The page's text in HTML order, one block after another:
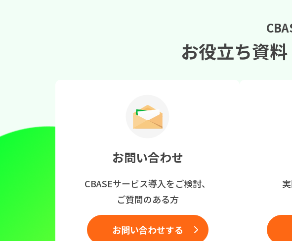
お役立ち資料
お問い合わせ
CBASEサービス導入をご検討、
ご質問のある方
お問い合わせする